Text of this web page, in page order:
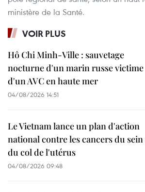
ministère de la Santé.
VOIR PLUS
Hô Chi Minh-Ville : sauvetage
nocturne d'un marin russe victime
d'un AVC en haute mer
04/08/2026 14:51
Le Vietnam lance un plan d'action
national contre les cancers du sein
du col de l'utérus
04/08/2026 09:48